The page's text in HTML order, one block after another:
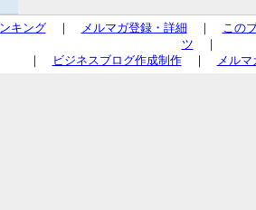
キング｜ メルマガ登録・詳細 ｜ この
ツ ｜
｜
ビジネスブログ作成制作｜ メル